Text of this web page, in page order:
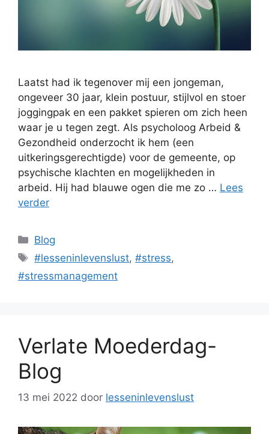
Laatst had ik tegenover mij een jongeman,
ongeveer 30 jaar, klein postuur, stijlvol en stoer
joggingpak en een pakket spieren om zich heen
waar je u tegen zegt. Als psycholoog Arbeid &
Gezondheid onderzocht ik hem (een
uitkeringsgerechtigde) voor de gemeente, op
psychische klachten en mogelijkheden in
arbeid. Hij had blauwe ogen die me zo … Lees
verder
Categorieën
Blog
Tags
#lesseninlevenslust,#stress,
#stressmanagement
Verlate Moederdag-
Blog
13 mei 2022 door lesseninlevenslust